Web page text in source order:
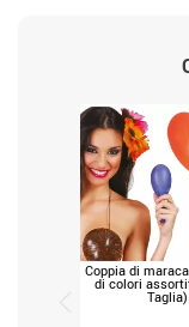
Coppia di
di colori
Taglia)